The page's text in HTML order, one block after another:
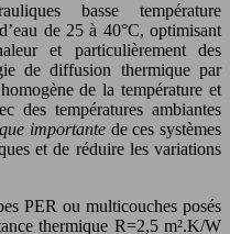
basse température
de 25 à 40°C, optimisant
et particulièrement des
de diffusion thermique par
de la température et
des températures ambiantes
importante de ces systèmes
et de réduire les variations
PER ou multicouches posés
thermique R=2,5 m².K/W